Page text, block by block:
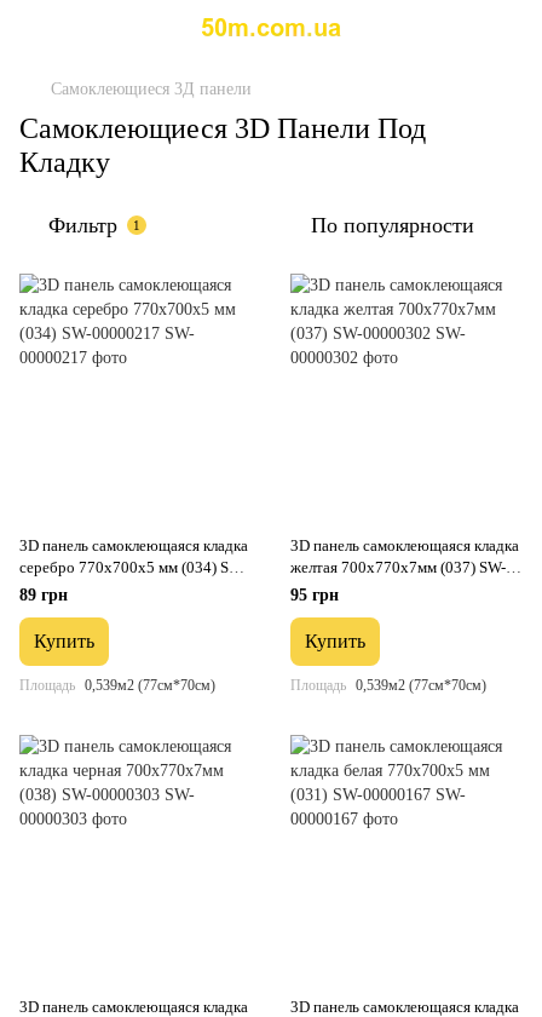
Самоклеющиеся 3Д панели
Самоклеющиеся 3D Панели Под
Кладку
Фильтр 1 По популярности
3D панель самоклеющаяся кладка
серебро 770х700х5 мм (034) SW-
00000217
89 грн
Купить
Площадь 0,539м2 (77см*70см)
3D панель самоклеющаяся кладка
желтая 700х770х7мм (037) SW-
00000302
95 грн
Купить
Площадь 0,539м2 (77см*70см)
3D панель самоклеющаяся кладка
3D панель самоклеющаяся кладка